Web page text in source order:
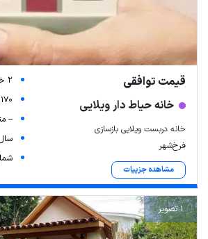
قیمت توافقی
خانه حیاط دار ویلایی
خانه دربست ویلایی بازسازی
فرخ‌شهر
مشاهده جزییات
2 خواب
170 متر زیربنا
--
سال
1 تصویر